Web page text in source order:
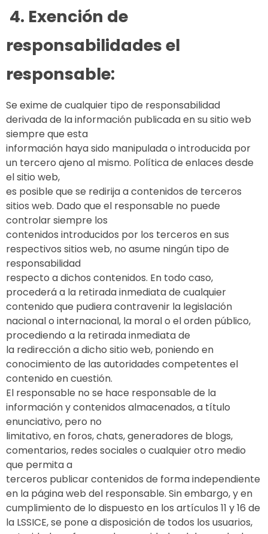
4. Exención de
responsabilidades el
responsable:
Se exime de cualquier tipo de responsabilidad
derivada de la información publicada en su sitio web
siempre que esta
información haya sido manipulada o introducida por
un tercero ajeno al mismo. Política de enlaces desde
el sitio web,
es posible que se redirija a contenidos de terceros
sitios web. Dado que el responsable no puede
controlar siempre los
contenidos introducidos por los terceros en sus
respectivos sitios web, no asume ningún tipo de
responsabilidad
respecto a dichos contenidos. En todo caso,
procederá a la retirada inmediata de cualquier
contenido que pudiera contravenir la legislación
nacional o internacional, la moral o el orden público,
procediendo a la retirada inmediata de
la redirección a dicho sitio web, poniendo en
conocimiento de las autoridades competentes el
contenido en cuestión.
El responsable no se hace responsable de la
información y contenidos almacenados, a título
enunciativo, pero no
limitativo, en foros, chats, generadores de blogs,
comentarios, redes sociales o cualquier otro medio
que permita a
terceros publicar contenidos de forma independiente
en la página web del responsable. Sin embargo, y en
cumplimiento de lo dispuesto en los artículos 11 y 16 de
la LSSICE, se pone a disposición de todos los usuarios,